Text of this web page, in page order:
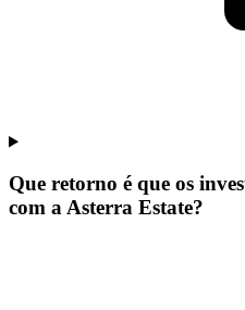
Que retorno é que os
com a Asterra Estate?